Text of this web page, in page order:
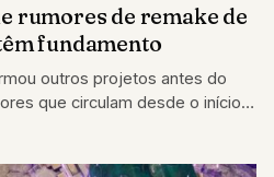
rumores de remake de
fundamento
outros projetos antes do
que circulam desde o início